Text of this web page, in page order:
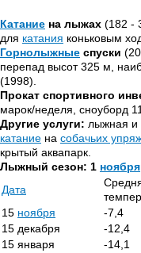
Катание на лыжах (182 -
для катания коньковым
Горнолыжные спуски
перепад высот 325 м,
(1998).
Прокат спортивного
марок/неделя, сноуборд
Другие услуги: лыжная и
катание на собачьих
крытый аквапарк.
Лыжный сезон: 1 ноября
Дата
15 ноября -7,4
15 декабря
-12,4
15 января
-14,1